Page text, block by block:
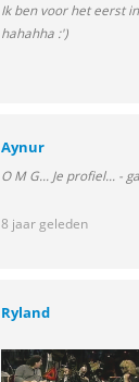
Ik ben voor het eerst
hahahha :')
Aynur
O M G... Je profiel... -
8 jaar geleden
Ryland